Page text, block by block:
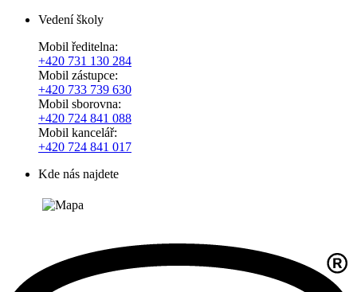
Vedení školy
Mobil ředitelna:
+420 731 130 284
Mobil zástupce:
+420 733 739 630
Mobil sborovna:
+420 724 841 088
Mobil kancelář:
+420 724 841 017
Kde nás najdete